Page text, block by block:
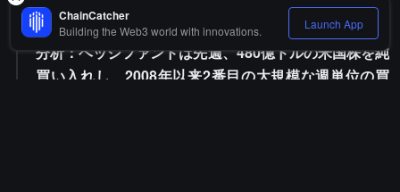
08-06 15:29
分析：ヘッジファンドは先週、480億ドルの米国株を純
買い入れし、2008年以来2番目の大規模な週単位の買
ChainCatcher
Building the Web3 world with innovations. Launch App